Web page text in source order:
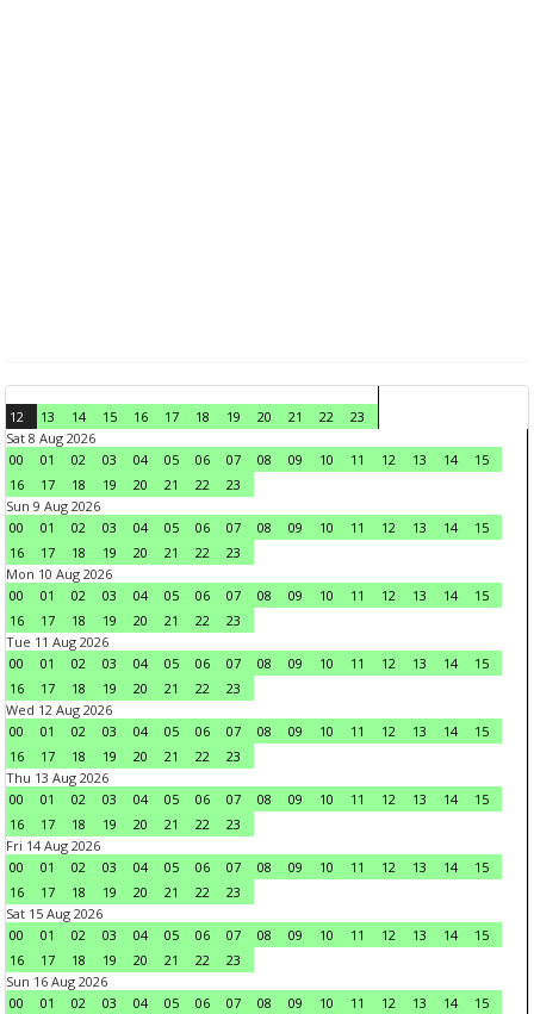
12 13 14 15 16 17 18 19 20 21 22
23
Sat 8 Aug 2026
00
01 02 03 04 05 06 07 08 09 10 11 12 13 14
15
16
17 18 19 20 21 22
23
Sun 9 Aug 2026
00
01 02 03 04 05 06 07 08 09 10 11 12 13 14
15
16
17 18 19 20 21 22
23
Mon 10 Aug 2026
00
01 02 03 04 05 06 07 08 09 10 11 12 13 14
15
16
17 18 19 20 21 22
23
Tue 11 Aug 2026
00
01 02 03 04 05 06 07 08 09 10 11 12 13 14
15
16
17 18 19 20 21 22
23
Wed 12 Aug 2026
00
01 02 03 04 05 06 07 08 09 10 11 12 13 14
15
16
17 18 19 20 21 22
23
Thu 13 Aug 2026
00
01 02 03 04 05 06 07 08 09 10 11 12 13 14
15
16
17 18 19 20 21 22
23
Fri 14 Aug 2026
00
01 02 03 04 05 06 07 08 09 10 11 12 13 14
15
16
17 18 19 20 21 22
23
Sat 15 Aug 2026
00
01 02 03 04 05 06 07 08 09 10 11 12 13 14
15
16
17 18 19 20 21 22
23
Sun 16 Aug 2026
00
01 02 03 04 05 06 07 08 09 10 11 12 13 14 15